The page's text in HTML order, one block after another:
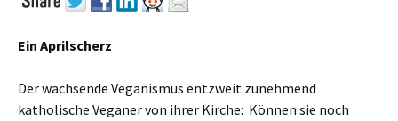
Ein Aprilscherz
Der wachsende Veganismus entzweit zunehmend
katholische Veganer von ihrer Kirche: Können sie noch